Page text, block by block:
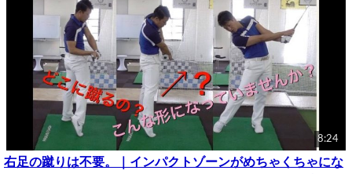
8:24
右足の蹴りは不要。｜インパクトゾーンがめちゃくちゃにな